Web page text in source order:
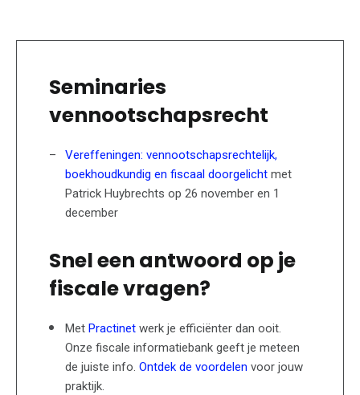
Seminaries
vennootschapsrecht
Vereffeningen: vennootschapsrechtelijk,
boekhoudkundig en fiscaal doorgelicht met
Patrick Huybrechts op 26 november en 1
december
Snel een antwoord op je
fiscale vragen?
Met Practinet werk je efficiënter dan ooit.
Onze fiscale informatiebank geeft je meteen
de juiste info. Ontdek de voordelen voor jouw
praktijk.